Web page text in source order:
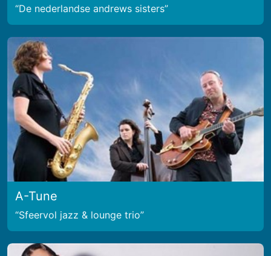
De nederlandse andrews sisters
A-Tune
Sfeervol jazz & lounge trio